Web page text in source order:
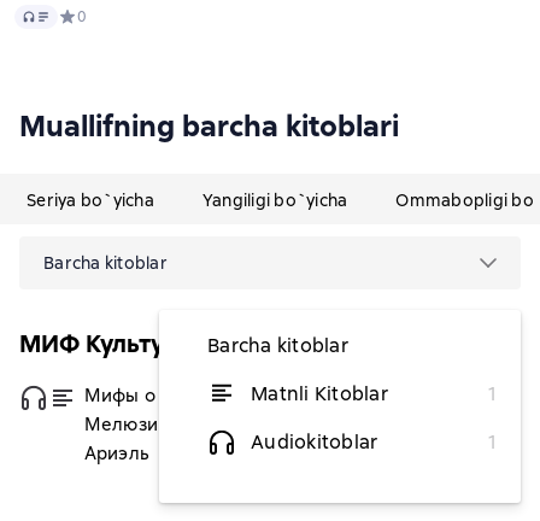
Audio Средний рейтинг 0 на основе 0 оценок
0
Muallifning barcha kitoblari
Seriya bo`yicha Yangiligi bo`yicha Ommabopligi
Barcha kitoblar
Barcha kitoblar
Matnli Kitoblar
1
Audiokitoblar
1
МИФ Культура
Мифы о русалках. От сирен и
Мелюзины до нингё и
Ариэль
dan 74 502,34 soʻm